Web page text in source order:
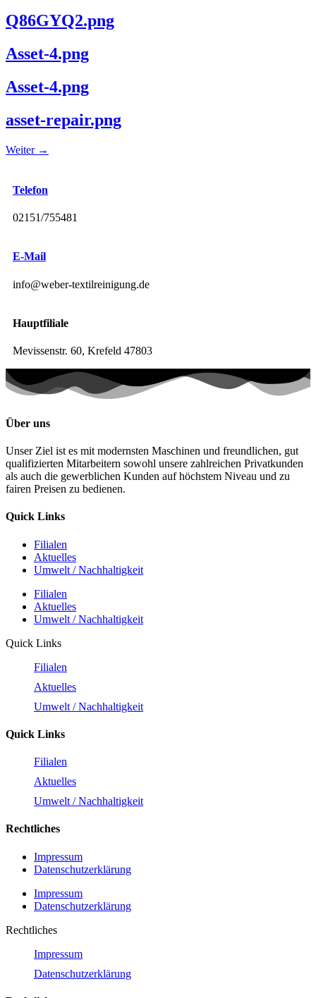
Q86GYQ2.png
Asset-4.png
Asset-4.png
asset-repair.png
Weiter →
Telefon
02151/755481
E-Mail
info@weber-textilreinigung.de
Hauptfiliale
Mevissenstr. 60, Krefeld 47803
Über uns
Unser Ziel ist es mit modernsten Maschinen und freundlichen, gut
qualifizierten Mitarbeitern sowohl unsere zahlreichen Privatkunden
als auch die gewerblichen Kunden auf höchstem Niveau und zu
fairen Preisen zu bedienen.
Quick Links
Filialen
Aktuelles
Umwelt / Nachhaltigkeit
Filialen
Aktuelles
Umwelt / Nachhaltigkeit
Quick Links
Filialen
Aktuelles
Umwelt / Nachhaltigkeit
Quick Links
Filialen
Aktuelles
Umwelt / Nachhaltigkeit
Rechtliches
Impressum
Datenschutzerklärung
Impressum
Datenschutzerklärung
Rechtliches
Impressum
Datenschutzerklärung